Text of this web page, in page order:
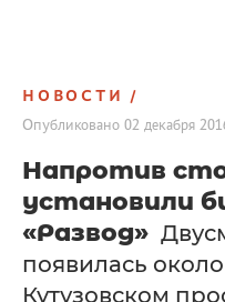
НОВОСТИ
Опубликовано 02 декабря
Напротив
установили
«Развод»
появилась
Кутузовском